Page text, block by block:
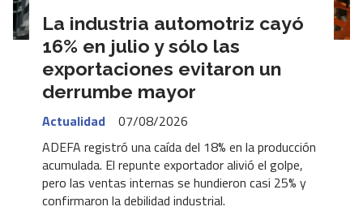
La industria automotriz cayó
16% en julio y sólo las
exportaciones evitaron un
derrumbe mayor
Actualidad
07/08/2026
ADEFA registró una caída del 18% en la producción
acumulada. El repunte exportador alivió el golpe,
pero las ventas internas se hundieron casi 25% y
confirmaron la debilidad industrial.